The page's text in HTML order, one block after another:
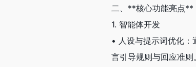
二、**核心功能亮点**
1. 智能体开发
• 人设与提示词优化
言引导规则与回应准则。